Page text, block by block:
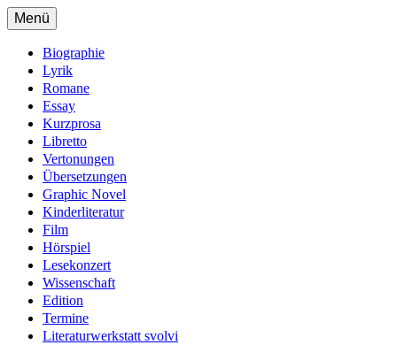
Zum
Inhalt
springen
Menü
Biographie
Lyrik
Romane
Essay
Kurzprosa
Libretto
Vertonungen
Übersetzungen
Graphic Novel
Kinderliteratur
Film
Hörspiel
Lesekonzert
Wissenschaft
Edition
Termine
Literaturwerkstatt svolvi